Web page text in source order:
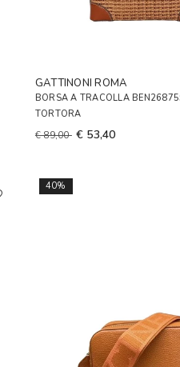
GATTINONI ROMA
BORSA A TRACOLLA
TORTORA
€ 89,00 € 53,40
40%